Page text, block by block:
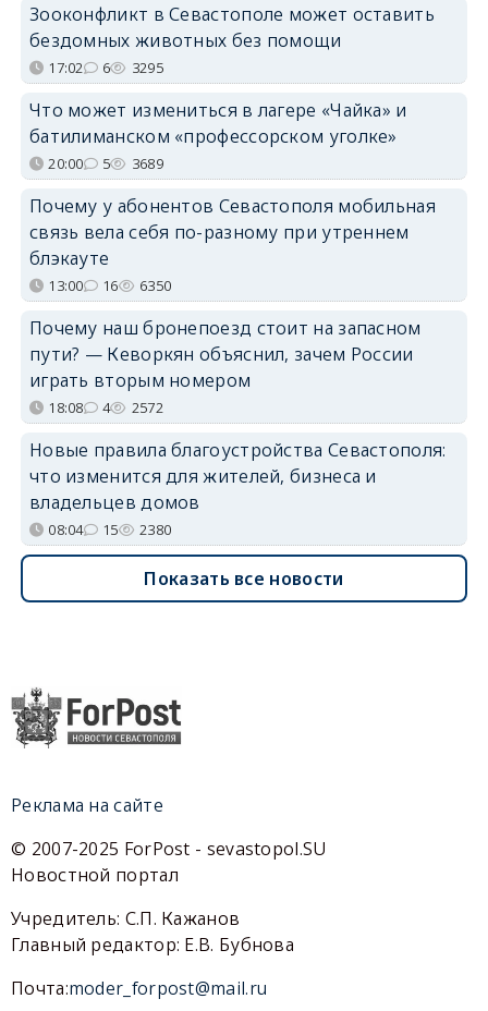
Зооконфликт в Севастополе может оставить
бездомных животных без помощи
17:02 6 3295
Что может измениться в лагере «Чайка» и
батилиманском «профессорском уголке»
20:00 5 3689
Почему у абонентов Севастополя мобильная
связь вела себя по-разному при утреннем
блэкауте
13:00 16 6350
Почему наш бронепоезд стоит на запасном
пути? — Кеворкян объяснил, зачем России
играть вторым номером
18:08 4 2572
Новые правила благоустройства Севастополя:
что изменится для жителей, бизнеса и
владельцев домов
08:04 15 2380
Показать все новости
Реклама на сайте
© 2007-2025 ForPost - sevastopol.SU
Новостной портал
Учредитель: С.П. Кажанов
Главный редактор: Е.В. Бубнова
Почта:moder_forpost@mail.ru